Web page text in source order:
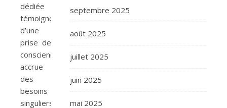
dédiée
témoignent
d’une
prise de
conscience
accrue
des
besoins
singuliers
septembre 2025
août 2025
juillet 2025
juin 2025
mai 2025